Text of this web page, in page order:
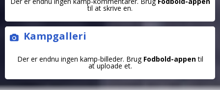
til at skrive en.
Kampgalleri
Der er endnu ingen kamp-billeder. Brug Fodbold-appentil
at uploade et.